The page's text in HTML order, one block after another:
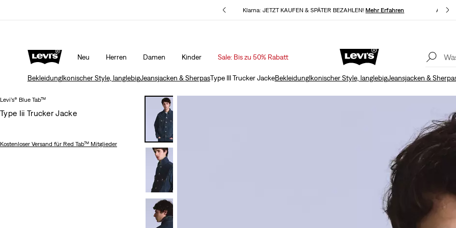
Klarna: JETZT KAUFEN & SPÄTER BEZAHLEN!Mehr Erfahren
Neu Herren Damen Kinder Sale: Bis zu 50% Rabatt
Kostenloser Versand für Levi’s® Red Tab™ Mitglieder.
BekleidungIkonischer Style, langlebigJeansjacken & SherpasType III Trucker JackeBekleidungIkonischer Style, langlebigJeansjacken &
Levi’s® Blue Tab™
Type Iii Trucker Jacke
Kostenloser Versand für Red Tab™ Mitglieder